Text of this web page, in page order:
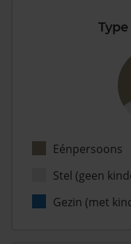
Eénpersoons
Stel (geen
Gezin (met